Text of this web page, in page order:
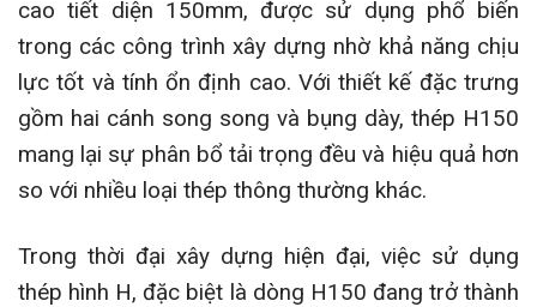
cao tiết diện 150mm, được sử dụng phổ biến
trong các công trình xây dựng nhờ khả năng chịu
lực tốt và tính ổn định cao. Với thiết kế đặc trưng
gồm hai cánh song song và bụng dày, thép H150
mang lại sự phân bổ tải trọng đều và hiệu quả hơn
so với nhiều loại thép thông thường khác.
Trong thời đại xây dựng hiện đại, việc sử dụng
thép hình H, đặc biệt là dòng H150 đang trở thành